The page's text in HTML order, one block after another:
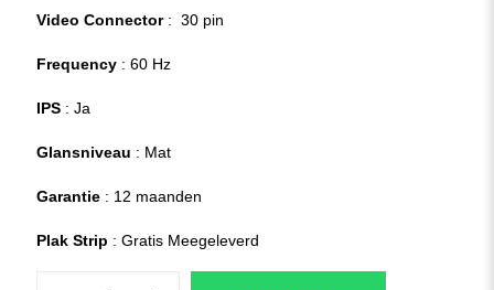
Video Connector: 30 pin
Frequency : 60 Hz
IPS : Ja
Glansniveau : Mat
Garantie : 12 maanden
Plak Strip : Gratis Meegeleverd